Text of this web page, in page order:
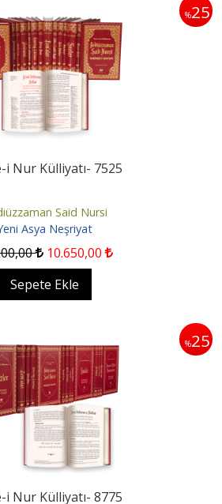
%25
i Nur Külliyatı- 7525
Said Nursi
Asya Neşriyat
,00 10.650,00
Sepete Ekle
%25
i Nur Külliyatı- 8775